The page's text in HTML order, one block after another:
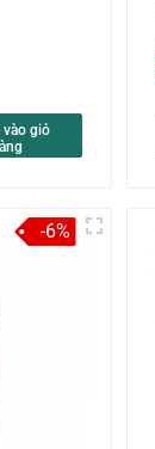
vào giỏ
-6%